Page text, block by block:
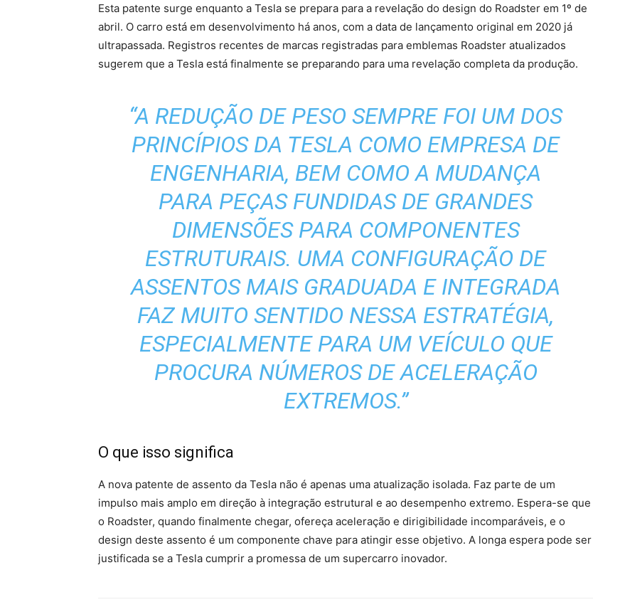
Esta patente surge enquanto a Tesla se prepara para a revelação do design do Roadster em 1º de
abril. O carro está em desenvolvimento há anos, com a data de lançamento original em 2020 já
ultrapassada. Registros recentes de marcas registradas para emblemas Roadster atualizados
sugerem que a Tesla está finalmente se preparando para uma revelação completa da produção.
“A REDUÇÃO DE PESO SEMPRE FOI UM DOS
PRINCÍPIOS DA TESLA COMO EMPRESA DE
ENGENHARIA, BEM COMO A MUDANÇA
PARA PEÇAS FUNDIDAS DE GRANDES
DIMENSÕES PARA COMPONENTES
ESTRUTURAIS. UMA CONFIGURAÇÃO DE
ASSENTOS MAIS GRADUADA E INTEGRADA
FAZ MUITO SENTIDO NESSA ESTRATÉGIA,
ESPECIALMENTE PARA UM VEÍCULO QUE
PROCURA NÚMEROS DE ACELERAÇÃO
EXTREMOS.”
O que isso significa
A nova patente de assento da Tesla não é apenas uma atualização isolada. Faz parte de um
impulso mais amplo em direção à integração estrutural e ao desempenho extremo. Espera-se que
o Roadster, quando finalmente chegar, ofereça aceleração e dirigibilidade incomparáveis, e o
design deste assento é um componente chave para atingir esse objetivo. A longa espera pode ser
justificada se a Tesla cumprir a promessa de um supercarro inovador.